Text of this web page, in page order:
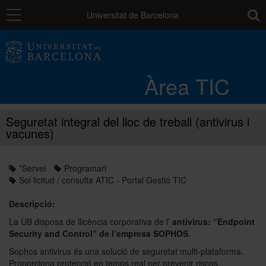
Navegació Universitat de Barcelona
Àrea TIC
Entorn de treball
Núvol UB
Suport a la Docència
Seguretat de les dades
PAU: necessites ajuda?
Seguretat integral del lloc de treball (antivirus i
vacunes)
*Servei
Programari
Sol·licitud / consulta ATIC - Portal Gestió TIC
Descripció:
La UB disposa de llicència corporativa de l’ antivirus: “Endpoint
Security and Control” de l’empresa SOPHOS
Sophos antivirus és una solució de seguretat multi-plataforma.
Proporciona protecció en temps real per prevenir riscos